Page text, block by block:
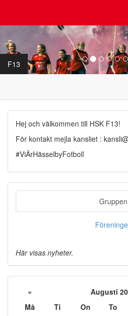
F13
Hej och välkommen till HSK F13!
För kontakt mejla kansliet :
#ViÄrHässelbyFotboll
Gruppen
Här visas nyheter.
« Augusti
Må
Ti On To